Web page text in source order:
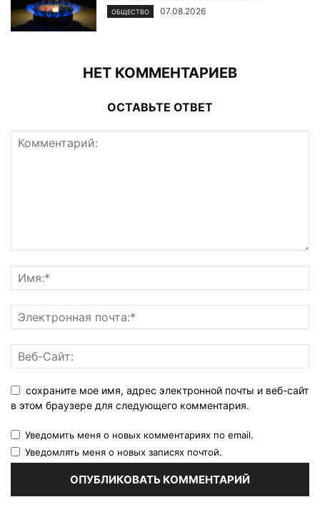
ОБЩЕСТВО 07.08.2026
НЕТ КОММЕНТАРИЕВ
ОСТАВЬТЕ ОТВЕТ
сохраните мое имя, адрес электронной почты и веб-сайт
в этом браузере для следующего комментария.
Уведомить меня о новых комментариях по email.
Уведомлять меня о новых записях почтой.